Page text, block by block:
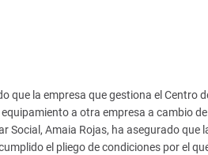
que la empresa que gestiona el Centro
a otra empresa a cambio
Social, Amaia Rojas, ha asegurado
el pliego de condiciones por el